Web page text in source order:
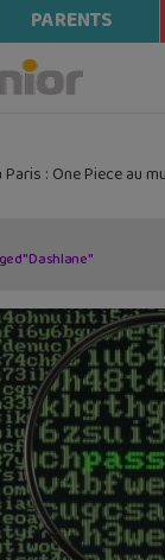
PARENTS
: One Piece au
"Dashlane"